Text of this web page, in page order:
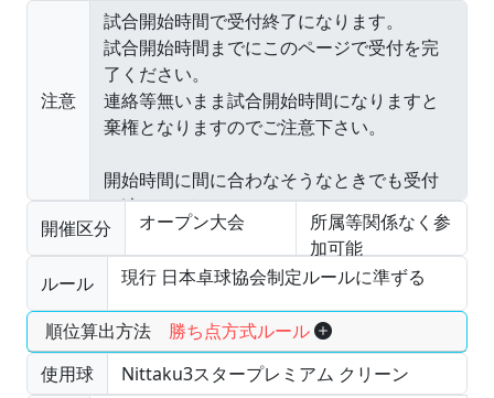
注意
開催区分 オープン大会
所属等関係なく参
加可能
ルール
現行 日本卓球協会制定ルールに準ずる
順位算出方法 勝ち点方式ルール
使用球
Nittaku3スタープレミアム クリーン